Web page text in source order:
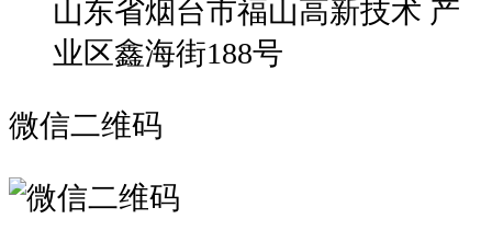
山东省烟台市福山高新技术 产
业区鑫海街188号
微信二维码